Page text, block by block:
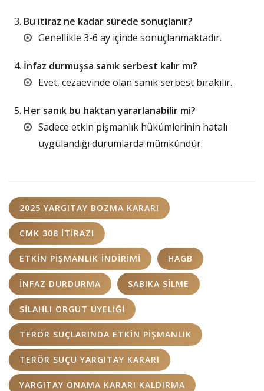
Bu itiraz ne kadar sürede sonuçlanır?
Genellikle 3-6 ay içinde sonuçlanmaktadır.
İnfaz durmuşsa sanık serbest kalır mı?
Evet, cezaevinde olan sanık serbest bırakılır.
Her sanık bu haktan yararlanabilir mi?
Sadece etkin pişmanlık hükümlerinin hatalı
uygulandığı durumlarda mümkündür.
2025 YARGITAY BOZMA KARARI
CMK 308 ITIRAZI
ETKIN PIŞMANLIK INDIRIMI HAGB
INFAZ DURDURMA SABIKA SILME
SILAHLI ÖRGÜT ÜYELIĞI
TERÖR SUÇLARINDA ETKIN PIŞMANLIK
TERÖR SUÇU YARGITAY KARARI
YARGITAY ONAMA KARARI KALDIRMA